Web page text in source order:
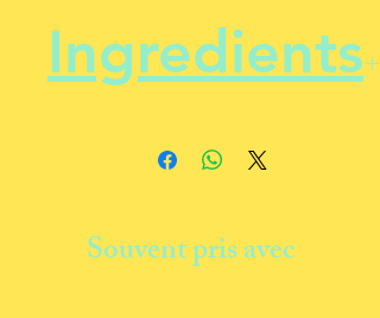
Ingredients
(contient de la lécithine de soja),
colorant E133, dioxyde de carbone
Souvent pris avec